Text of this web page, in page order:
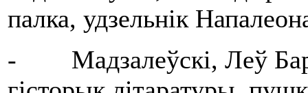
палка, удзельнік
- Мадзалеўскі, Леў